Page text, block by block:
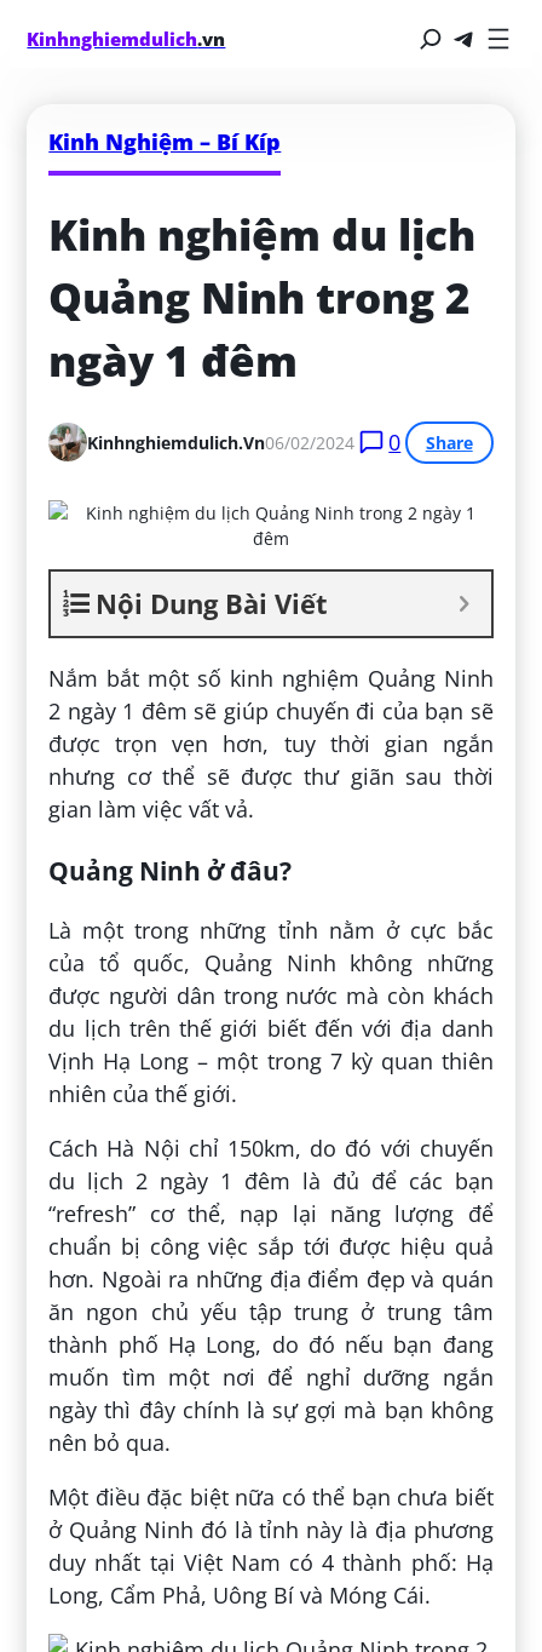
Kinhnghiemdulich.vn
Kinh Nghiệm – Bí Kíp
Kinh nghiệm du lịch
Quảng Ninh trong 2
ngày 1 đêm
Kinhnghiemdulich.vn06/02/2024 0 Share
Nội Dung Bài Viết
Nắm bắt một số kinh nghiệm Quảng Ninh
2 ngày 1 đêm sẽ giúp chuyến đi của bạn sẽ
được trọn vẹn hơn, tuy thời gian ngắn
nhưng cơ thể sẽ được thư giãn sau thời
gian làm việc vất vả.
Quảng Ninh ở đâu?
Là một trong những tỉnh nằm ở cực bắc
của tổ quốc, Quảng Ninh không những
được người dân trong nước mà còn khách
du lịch trên thế giới biết đến với địa danh
Vịnh Hạ Long – một trong 7 kỳ quan thiên
nhiên của thế giới.
Cách Hà Nội chỉ 150km, do đó với chuyến
du lịch 2 ngày 1 đêm là đủ để các bạn
“refresh” cơ thể, nạp lại năng lượng để
chuẩn bị công việc sắp tới được hiệu quả
hơn. Ngoài ra những địa điểm đẹp và quán
ăn ngon chủ yếu tập trung ở trung tâm
thành phố Hạ Long, do đó nếu bạn đang
muốn tìm một nơi để nghỉ dưỡng ngắn
ngày thì đây chính là sự gợi mà bạn không
nên bỏ qua.
Một điều đặc biệt nữa có thể bạn chưa biết
ở Quảng Ninh đó là tỉnh này là địa phương
duy nhất tại Việt Nam có 4 thành phố: Hạ
Long, Cẩm Phả, Uông Bí và Móng Cái.